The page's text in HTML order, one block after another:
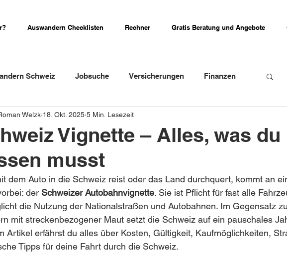
Auswandern Checklisten Rechner Gratis Beratung und Angebote
Schweiz Jobsuche Versicherungen Finanzen
Schweizer Firmenportraits
Erfahrungsberichte
Vignette – Alles, was du
musst
Welzk 18. Okt. 2025 5 Min. Lesezeit
dem Auto in die Schweiz reist oder das Land durchquert, kommt an
der Schweizer Autobahnvignette. Sie ist Pflicht für fast alle
die Nutzung der Nationalstraßen und Autobahnen. Im Gegensatz
mit streckenbezogener Maut setzt die Schweiz auf ein pauschales
Artikel erfährst du alles über Kosten, Gültigkeit, Kaufmöglichkeiten,
Tipps für deine Fahrt durch die Schweiz.